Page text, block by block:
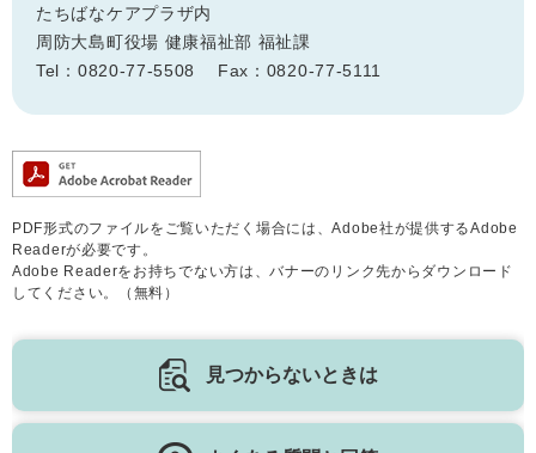
たちばなケアプラザ内
周防大島町役場 健康福祉部 福祉課
Tel：0820-77-5508
Fax：0820-77-5111
PDF形式のファイルをご覧いただく場合には、Adobe社が提供するAdobe
Readerが必要です。
Adobe Readerをお持ちでない方は、バナーのリンク先からダウンロード
してください。（無料）
見つからないときは